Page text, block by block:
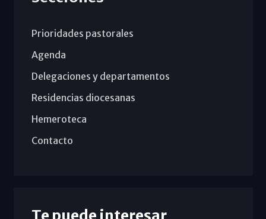
Prioridades pastorales
Agenda
Delegaciones y departamentos
Residencias diocesanas
Hemeroteca
Contacto
Te puede interesar